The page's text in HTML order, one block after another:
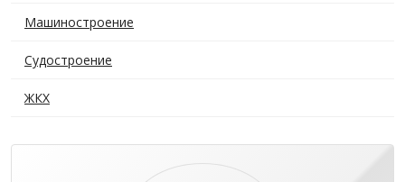
Машиностроение
Судостроение
ЖКХ